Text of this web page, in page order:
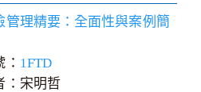
管理精要：全面性與案例簡
： 1FTD
：宋明哲